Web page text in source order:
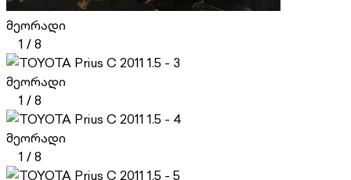
მეორადი
1 /8
მეორადი
1 /8
მეორადი
1 /8